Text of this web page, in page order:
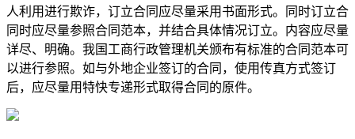
人利用进行欺诈，订立合同应尽量采用书面形式。同时订立合
同时应尽量参照合同范本，并结合具体情况订立。内容应尽量
详尽、明确。我国工商行政管理机关颁布有标准的合同范本可
以进行参照。如与外地企业签订的合同，使用传真方式签订
后，应尽量用特快专递形式取得合同的原件。